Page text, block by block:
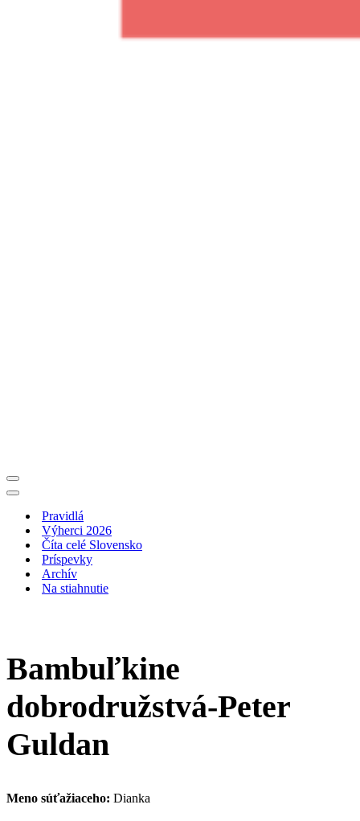
Menu
navigácie
Menu
navigáciePravidlá
Výherci 2026
Číta celé Slovensko
Príspevky
Archív
Na stiahnutie
Bambuľkine
dobrodružstvá-Peter
Guldan
Meno súťažiaceho: Dianka